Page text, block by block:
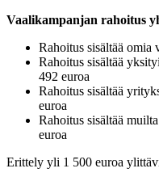
Vaalikampanjan rahoitus
Rahoitus sisältää omia
Rahoitus sisältää
492 euroa
Rahoitus sisältää
euroa
Rahoitus sisältää
euroa
Erittely yli 1 500 euroa